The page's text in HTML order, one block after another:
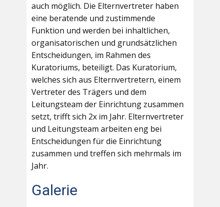
auch möglich. Die Elternvertreter haben
eine beratende und zustimmende
Funktion und werden bei inhaltlichen,
organisatorischen und grundsätzlichen
Entscheidungen, im Rahmen des
Kuratoriums, beteiligt. Das Kuratorium,
welches sich aus Elternvertretern, einem
Vertreter des Trägers und dem
Leitungsteam der Einrichtung zusammen
setzt, trifft sich 2x im Jahr. Elternvertreter
und Leitungsteam arbeiten eng bei
Entscheidungen für die Einrichtung
zusammen und treffen sich mehrmals im
Jahr.
Galerie